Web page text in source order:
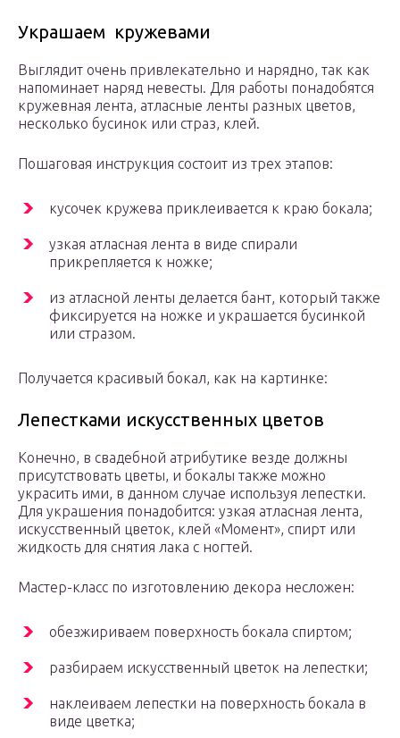
Украшаем кружевами
Выглядит очень привлекательно и нарядно, так как
напоминает наряд невесты. Для работы понадобятся
кружевная лента, атласные ленты разных цветов,
несколько бусинок или страз, клей.
Пошаговая инструкция состоит из трех этапов:
кусочек кружева приклеивается к краю бокала;
узкая атласная лента в виде спирали
прикрепляется к ножке;
из атласной ленты делается бант, который также
фиксируется на ножке и украшается бусинкой
или стразом.
Получается красивый бокал, как на картинке:
Лепестками искусственных цветов
Конечно, в свадебной атрибутике везде должны
присутствовать цветы, и бокалы также можно
украсить ими, в данном случае используя лепестки.
Для украшения понадобится: узкая атласная лента,
искусственный цветок, клей «Момент», спирт или
жидкость для снятия лака с ногтей.
Мастер-класс по изготовлению декора несложен:
обезжириваем поверхность бокала спиртом;
разбираем искусственный цветок на лепестки;
наклеиваем лепестки на поверхность бокала в
виде цветка;